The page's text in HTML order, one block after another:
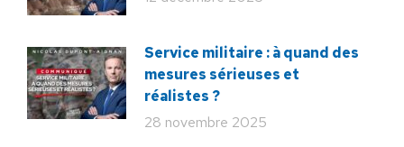
Service militaire : à quand des
mesures sérieuses et
réalistes ?
28 novembre 2025